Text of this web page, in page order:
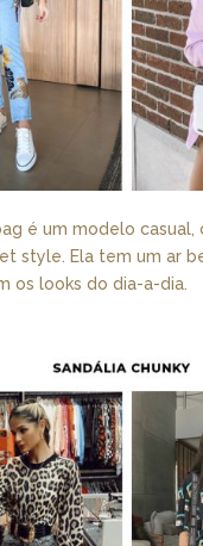
é um modelo
style. Ela tem um ar
os looks do dia-a-dia.